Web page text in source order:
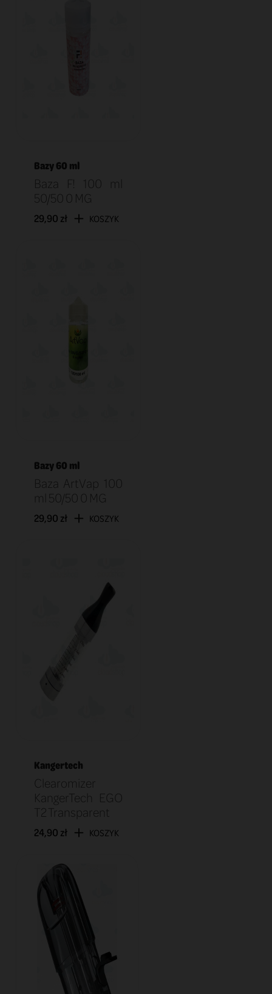
Bazy 60 ml
Baza F! 100 ml
50/50 0 MG
29,90 zł KOSZYK
Bazy 60 ml
Baza ArtVap 100
ml 50/50 0 MG
29,90 zł KOSZYK
Kangertech
Clearomizer
KangerTech EGO
T2 Transparent
24,90 zł KOSZYK